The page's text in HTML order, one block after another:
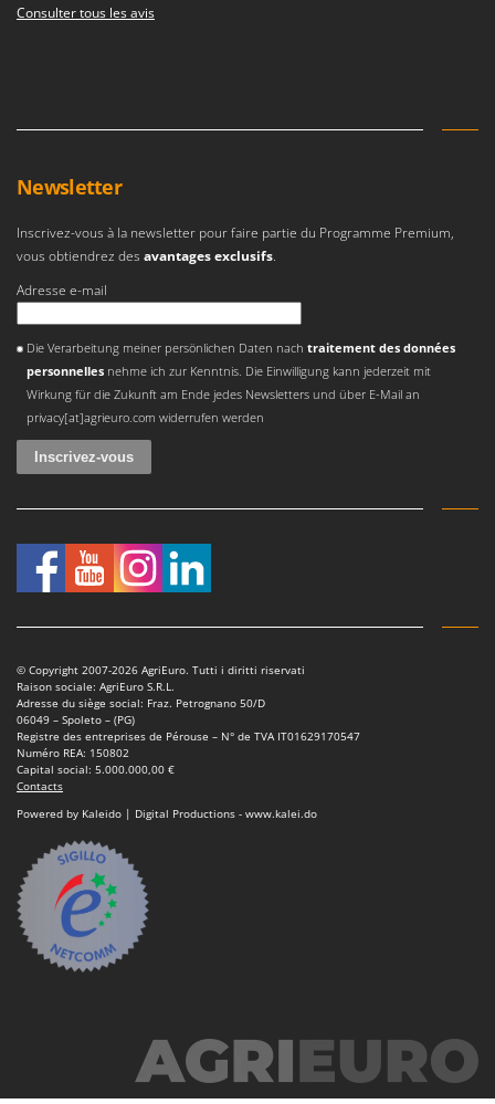
Consulter tous les avis
Newsletter
Inscrivez-vous à la newsletter pour faire partie du Programme Premium,
vous obtiendrez des avantages exclusifs.
Adresse e-mail
Die Verarbeitung meiner persönlichen Daten nach traitement des données
personnellesnehme ich zur Kenntnis. Die Einwilligung kann jederzeit mit
Wirkung für die Zukunft am Ende jedes Newsletters und über E-Mail an
privacy[at]agrieuro.com widerrufen werden
© Copyright 2007-2026 AgriEuro. Tutti i diritti riservati
Raison sociale: AgriEuro S.R.L.
Adresse du siège social: Fraz. Petrognano 50/D
06049 – Spoleto – (PG)
Registre des entreprises de Pérouse – N° de TVA IT01629170547
Numéro REA: 150802
Capital social: 5.000.000,00 €
Contacts
Powered by Kaleido | Digital Productions - www.kalei.do